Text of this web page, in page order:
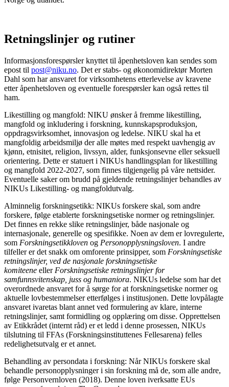
Retningslinjer og rutiner
Informasjonsforespørsler knyttet til åpenhetsloven kan sendes som
epost til post@niku.no. Det er stabs- og økonomidirektør Morten
Dahl som har ansvaret for virksomhetens etterlevelse av kravene
etter åpenhetsloven og eventuelle forespørsler kan også rettes til
ham.
Likestilling og mangfold: NIKU ønsker å fremme likestilling,
mangfold og inkludering i forskning, kunnskapsproduksjon,
oppdragsvirksomhet, innovasjon og ledelse. NIKU skal ha et
mangfoldig arbeidsmiljø der alle møtes med respekt uavhengig av
kjønn, etnisitet, religion, livssyn, alder, funksjonsevne eller seksuell
orientering. Dette er statuert i NIKUs handlingsplan for likestilling
og mangfold 2022-2027, som finnes tilgjengelig på våre nettsider.
Eventuelle saker om brudd på gjeldende retningslinjer behandles av
NIKUs Likestilling- og mangfoldutvalg.
Alminnelig forskningsetikk: NIKUs forskere skal, som andre
forskere, følge etablerte forskningsetiske normer og retningslinjer.
Det finnes en rekke slike retningslinjer, både nasjonale og
internasjonale, generelle og spesifikke. Noen av dem er lovregulerte,
som Forskningsetikkloven og Personopplysningsloven. I andre
tilfeller er det snakk om omforente prinsipper, som Forskningsetiske
retningslinjer, ved de nasjonale forskningsetiske
komiteene eller Forskningsetiske retningslinjer for
samfunnsvitenskap, juss og humaniora. NIKUs ledelse som har det
overordnede ansvaret for å sørge for at forskningsetiske normer og
aktuelle lovbestemmelser etterfølges i institusjonen. Dette lovpålagte
ansvaret ivaretas blant annet ved formulering av klare, interne
retningslinjer, samt formidling og opplæring om disse. Opprettelsen
av Etikkrådet (internt råd) er et ledd i denne prosessen, NIKUs
tilslutning til FFAs (Forskningsinstituttenes Fellesarena) felles
redelighetsutvalg er et annet.
Behandling av persondata i forskning: Når NIKUs forskere skal
behandle personopplysninger i sin forskning må de, som alle andre,
følge Personvernloven (2018). Denne loven iverksatte EUs